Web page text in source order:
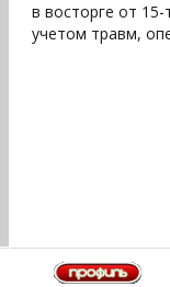
в восторге от
учетом травм,